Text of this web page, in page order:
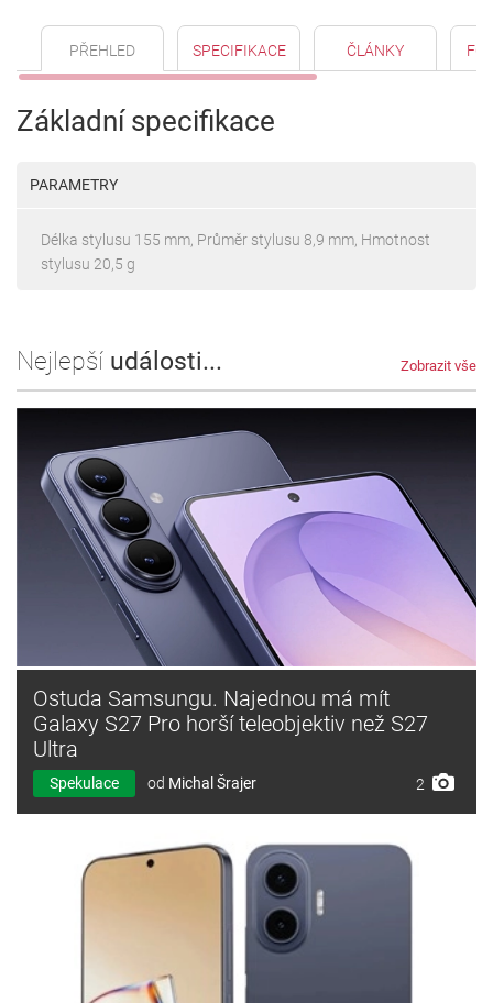
PŘEHLED SPECIFIKACE ČLÁNKY
Základní specifikace
PARAMETRY
Délka stylusu 155 mm, Průměr stylusu 8,9 mm, Hmotnost
stylusu 20,5 g
Nejlepší události... Zobrazit vše
Ostuda Samsungu. Najednou má mít
Galaxy S27 Pro horší teleobjektiv než S27
Ultra
Spekulace od Michal Šrajer 2